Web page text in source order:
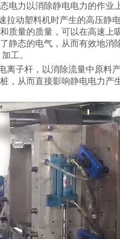
电力以消除静电电力的作业
拉动塑料机时产生的高压静
质量的质量，可以在高速上
静态的电气，从而有效地消
工。
离子杆，以消除流量中原料
，从而直接影响静电电力产